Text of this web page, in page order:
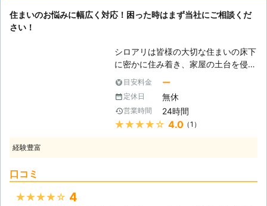
が並ぶ住宅地であっても侵入すること
がありますので、決して油断してはい
は当社まで】 シロアリ駆除はご自身
でおこなわれた場合ですと、適切な駆
除をおこなえない恐れもありますし、
作業中に怪我などの危険もあります。
シロアリの駆除は専門スタッフ達が在
籍している株式会社TTNコーポレーシ
ョンまでご相談ください。お客様にシ
工事をしてもらって、心配はなくなりました。
住まいのお悩みに幅広く対応！困った時はまず当社にご相談くだ
さい！
シロアリは皆様の大切な住まいの床下
に密かに住み着き、家屋の土台を侵食
します。シロアリはコロニーと呼ばれ
る集団を形成しますが、これが自然に
消滅することはありません。私達「ハ
ウスサポート」では、長年にわたり住
まいで発生する様々なトラブルに関わ
目安料金 ー
定休日 無休
営業時間 24時間
★★★★★ 4.0（1）
経験豊富
口コミ
★★★★★ 4